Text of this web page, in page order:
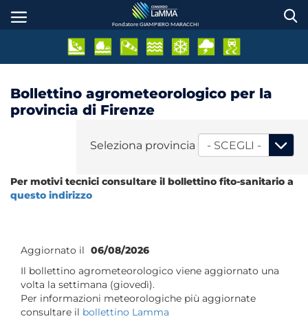
Fondatore GIAMPIERO MARACCHI
Bollettino agrometeorologico per la
provincia di Firenze
Seleziona provincia
Per motivi tecnici consultare il bollettino fito-sanitario a
questo indirizzo
Aggiornato il 06/08/2026
Il bollettino agrometeorologico viene aggiornato una
volta la settimana (giovedì).
Per informazioni meteorologiche più aggiornate
consultare il bollettino Lamma